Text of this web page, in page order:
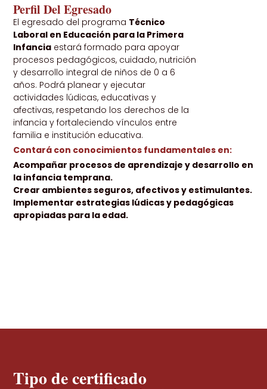
Perfil Del Egresado​
El egresado del programa Técnico
Laboral en Educación para la Primera
Infancia estará formado para apoyar
procesos pedagógicos, cuidado, nutrición
y desarrollo integral de niños de 0 a 6
años. Podrá planear y ejecutar
actividades lúdicas, educativas y
afectivas, respetando los derechos de la
infancia y fortaleciendo vínculos entre
familia e institución educativa.
Contará con conocimientos fundamentales en:
Acompañar procesos de aprendizaje y desarrollo en
la infancia temprana.
Crear ambientes seguros, afectivos y estimulantes.
Implementar estrategias lúdicas y pedagógicas
apropiadas para la edad.
Tipo de certificado